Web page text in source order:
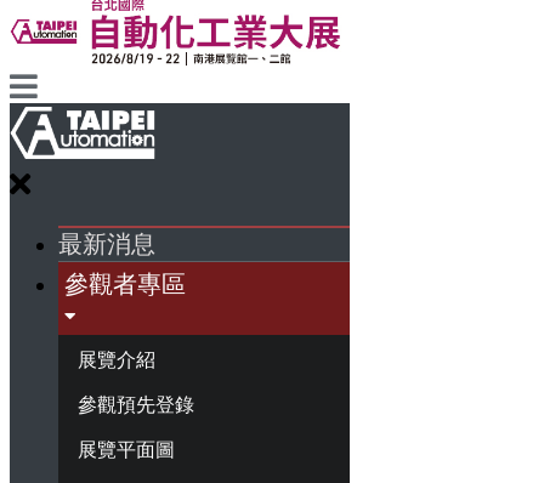
最新消息
參觀者專區
展覽介紹
參觀預先登錄
展覽平面圖